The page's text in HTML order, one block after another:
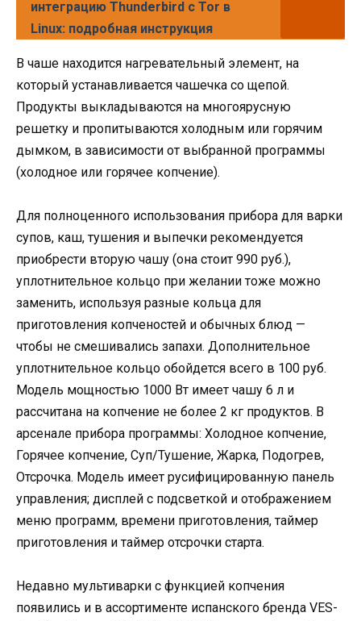
интеграцию Thunderbird с Tor в
Linux: подробная инструкция
В чаше находится нагревательный элемент, на
который устанавливается чашечка со щепой.
Продукты выкладываются на многоярусную
решетку и пропитываются холодным или горячим
дымком, в зависимости от выбранной программы
(холодное или горячее копчение).
Для полноценного использования прибора для варки
супов, каш, тушения и выпечки рекомендуется
приобрести вторую чашу (она стоит 990 руб.),
уплотнительное кольцо при желании тоже можно
заменить, используя разные кольца для
приготовления копченостей и обычных блюд —
чтобы не смешивались запахи. Дополнительное
уплотнительное кольцо обойдется всего в 100 руб.
Модель мощностью 1000 Вт имеет чашу 6 л и
рассчитана на копчение не более 2 кг продуктов. В
арсенале прибора программы: Холодное копчение,
Горячее копчение, Суп/Тушение, Жарка, Подогрев,
Отсрочка. Модель имеет русифицированную панель
управления; дисплей с подсветкой и отображением
меню программ, времени приготовления, таймер
приготовления и таймер отсрочки старта.
Недавно мультиварки с функцией копчения
появились и в ассортименте испанского бренда VES-